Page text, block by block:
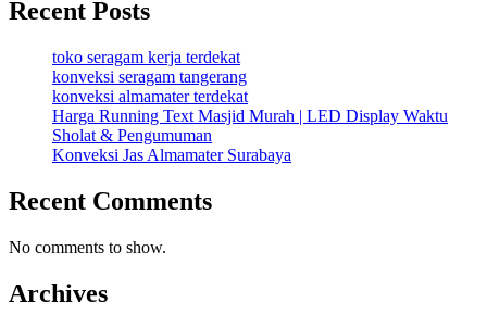
Recent Posts
toko seragam kerja terdekat
konveksi seragam tangerang
konveksi almamater terdekat
Harga Running Text Masjid Murah | LED Display Waktu
Sholat & Pengumuman
Konveksi Jas Almamater Surabaya
Recent Comments
No comments to show.
Archives